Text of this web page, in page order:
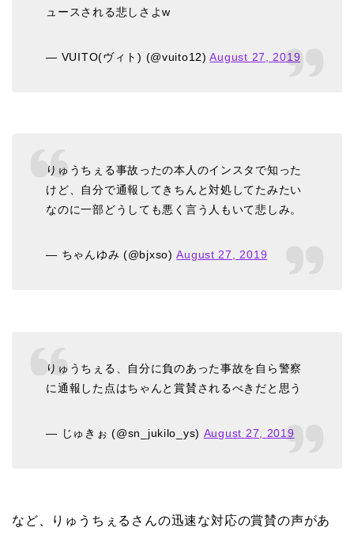
ュースされる悲しさよw
— VUITO(ヴィト) (@vuito12)August 27, 2019
りゅうちぇる事故ったの本人のインスタで知った
けど、自分で通報してきちんと対処してたみたい
なのに一部どうしても悪く言う人もいて悲しみ。
— ちゃんゆみ (@bjxso)August 27, 2019
りゅうちぇる、自分に負のあった事故を自ら警察
に通報した点はちゃんと賞賛されるべきだと思う
— じゅきぉ (@sn_jukilo_ys) August 27, 2019
など、りゅうちぇるさんの迅速な対応の賞賛の声があ